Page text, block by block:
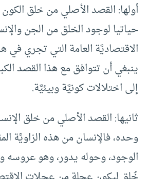
أولها: القصد الأصلي من خلق
حياتيا لوجود الخلق من الجن
الاقتصاديَّة العامة التي تجري في
ينبغي أن تتوافق مع هذا القصد
إلى اختلالات كونيَّة وبيئيَّة.
ثانيها: القصد الأصلي من خلق
وحده، فالإنسان من هذه الزاويَّة
الوجود، وحوله يدور، وهو عروسه